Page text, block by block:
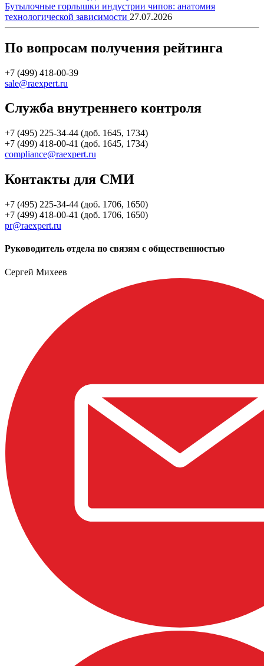
Бутылочные горлышки индустрии чипов: анатомия
технологической зависимости 27.07.2026
По вопросам получения рейтинга
+7 (499) 418-00-39
sale@raexpert.ru
Служба внутреннего контроля
+7 (495) 225-34-44 (доб. 1645, 1734)
+7 (499) 418-00-41 (доб. 1645, 1734)
compliance@raexpert.ru
Контакты для СМИ
+7 (495) 225-34-44 (доб. 1706, 1650)
+7 (499) 418-00-41 (доб. 1706, 1650)
pr@raexpert.ru
Руководитель отдела по связям с общественностью
Сергей Михеев